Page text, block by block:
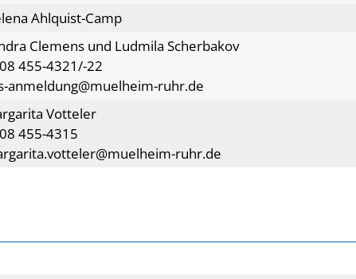
Ahlquist-Camp
Clemens und Ludmila Scherbakov
455-4321/-22
anmeldung@muelheim-ruhr.de
Votteler
455-4315
ruhr.de